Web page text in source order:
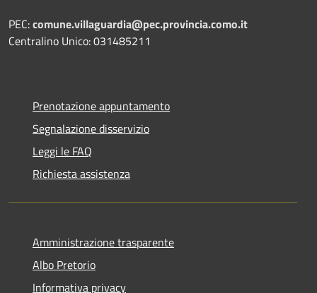
PEC:comune.villaguardia@pec.provincia.como.it
Centralino Unico: 031485211
Prenotazione appuntamento
Segnalazione disservizio
Leggi le FAQ
Richiesta assistenza
Amministrazione trasparente
Albo Pretorio
Informativa privacy